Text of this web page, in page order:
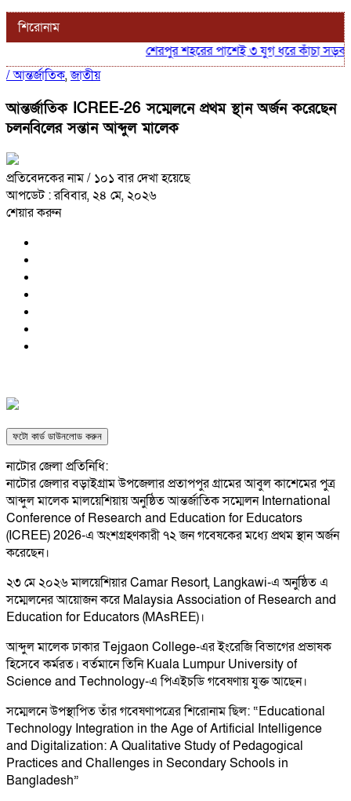
শিরোনাম
শেরপুর শহরের পাশেই ৩ যুগ ধরে কাঁচা সড়ক,
/আন্তর্জাতিক,জাতীয়
আন্তর্জাতিক ICREE-26 সম্মেলনে প্রথম স্থান অর্জন করেছেন
চলনবিলের সন্তান আব্দুল মালেক
প্রতিবেদকের নাম/ ১০১ বার দেখা হয়েছে
আপডেট : রবিবার, ২৪ মে, ২০২৬
শেয়ার করুন
ফটো কার্ড ডাউনলোড করুন
নাটোর জেলা প্রতিনিধি:
নাটোর জেলার বড়াইগ্রাম উপজেলার প্রতাপপুর গ্রামের আবুল কাশেমের পুত্র
আব্দুল মালেক মালয়েশিয়ায় অনুষ্ঠিত আন্তর্জাতিক সম্মেলন International
Conference of Research and Education for Educators
(ICREE) 2026-এ অংশগ্রহণকারী ৭২ জন গবেষকের মধ্যে প্রথম স্থান অর্জন
করেছেন।
২৩ মে ২০২৬ মালয়েশিয়ার Camar Resort, Langkawi-এ অনুষ্ঠিত এ
সম্মেলনের আয়োজন করে Malaysia Association of Research and
Education for Educators (MAsREE)।
আব্দুল মালেক ঢাকার Tejgaon College-এর ইংরেজি বিভাগের প্রভাষক
হিসেবে কর্মরত। বর্তমানে তিনি Kuala Lumpur University of
Science and Technology-এ পিএইচডি গবেষণায় যুক্ত আছেন।
সম্মেলনে উপস্থাপিত তাঁর গবেষণাপত্রের শিরোনাম ছিল: “Educational
Technology Integration in the Age of Artificial Intelligence
and Digitalization: A Qualitative Study of Pedagogical
Practices and Challenges in Secondary Schools in
Bangladesh”